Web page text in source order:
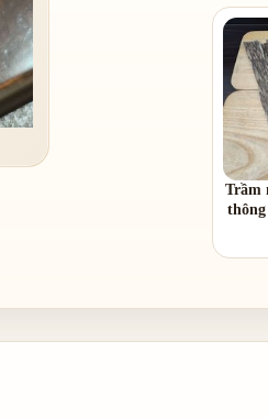
Trầm
thông